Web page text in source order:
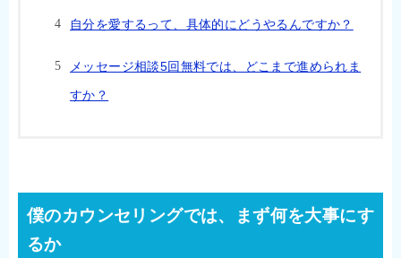
自分を愛するって、具体的にどうやるんですか？
メッセージ相談5回無料では、どこまで進められま
すか？
僕のカウンセリングでは、まず何を大事にす
るか